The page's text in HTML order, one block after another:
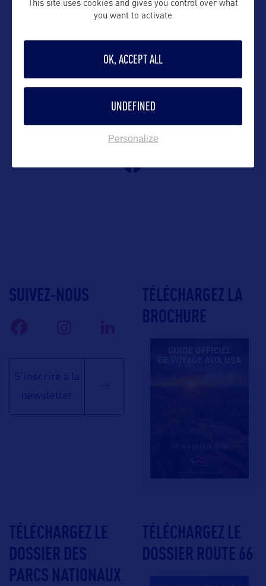
Contact grand public
emmanuelle@orkestra-tourism.com
Suivre
SUIVEZ-NOUS
S'inscrire à la
newsletter
TÉLÉCHARGEZ LA
BROCHURE
TÉLÉCHARGEZ LE
DOSSIER DES
PARCS NATIONAUX
TÉLÉCHARGEZ LE
DOSSIER ROUTE 66
This site uses cookies and gives you control over what
you want to activate
OK, ACCEPT ALL
UNDEFINED
Personalize